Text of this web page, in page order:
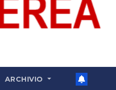
ARCHIVIO